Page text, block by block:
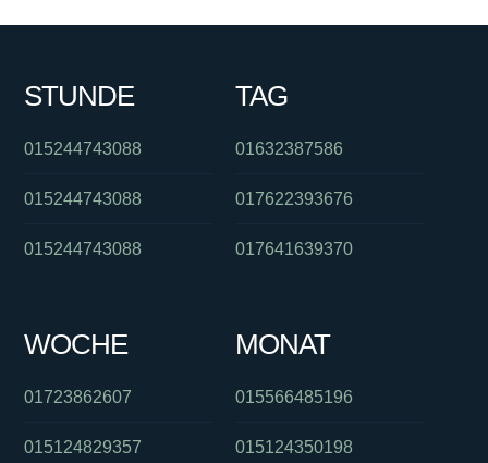
STUNDE
015244743088
015244743088
015244743088
TAG
01632387586
017622393676
017641639370
WOCHE
01723862607
015124829357
MONAT
015566485196
015124350198